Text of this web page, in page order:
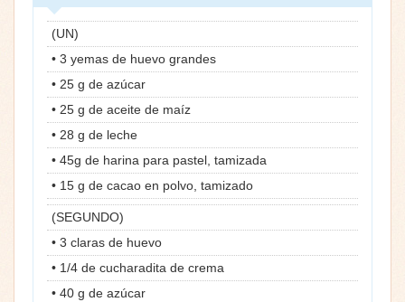
(UN)
• 3 yemas de huevo grandes
• 25 g de azúcar
• 25 g de aceite de maíz
• 28 g de leche
• 45g de harina para pastel, tamizada
• 15 g de cacao en polvo, tamizado
(SEGUNDO)
• 3 claras de huevo
• 1/4 de cucharadita de crema
• 40 g de azúcar